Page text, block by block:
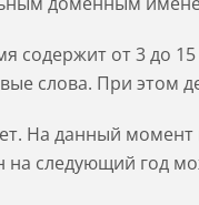
от 3 до
слова. При этом
На данный момент
на следующий год